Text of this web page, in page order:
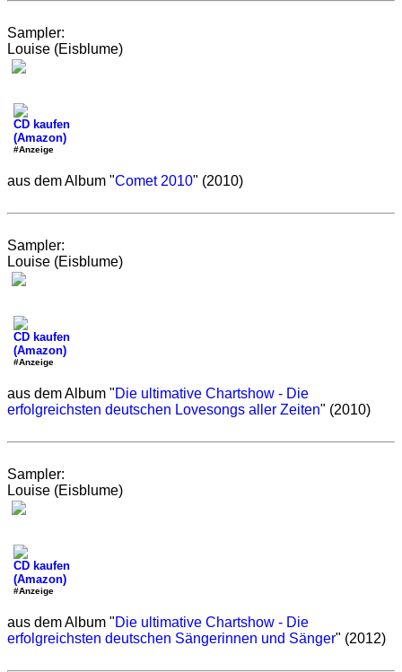
Sampler:
Louise (Eisblume)
CD kaufen
(Amazon)
#Anzeige
aus dem Album "Comet 2010" (2010)
Sampler:
Louise (Eisblume)
CD kaufen
(Amazon)
#Anzeige
aus dem Album "Die ultimative Chartshow - Die
erfolgreichsten deutschen Lovesongs aller Zeiten" (2010)
Sampler:
Louise (Eisblume)
CD kaufen
(Amazon)
#Anzeige
aus dem Album "Die ultimative Chartshow - Die
erfolgreichsten deutschen Sängerinnen und Sänger" (2012)